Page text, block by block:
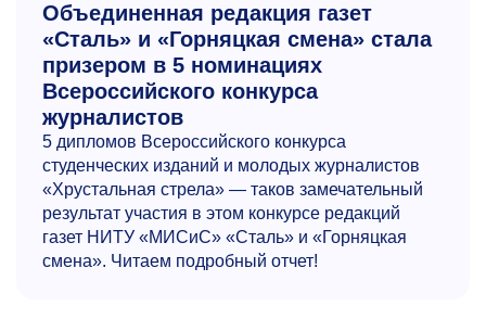
Объединенная редакция газет
«Сталь» и «Горняцкая смена» стала
призером в 5 номинациях
Всероссийского конкурса
журналистов
5 дипломов Всероссийского конкурса
студенческих изданий и молодых журналистов
«Хрустальная стрела» — таков замечательный
результат участия в этом конкурсе редакций
газет НИТУ «МИСиС» «Сталь» и «Горняцкая
смена». Читаем подробный отчет!